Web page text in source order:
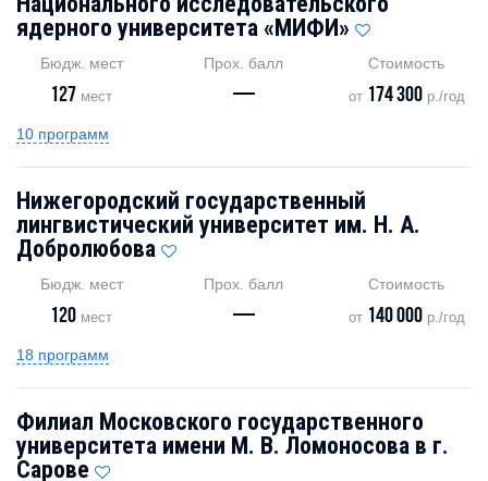
ядерного университета «МИФИ»
Бюдж. мест
127 мест
Прох. балл
—
Стоимость
от 174 300р./год
10 программ
Нижегородский государственный
лингвистический университет им. Н. А.
Добролюбова
Бюдж. мест
120 мест
Прох. балл
—
Стоимость
от 140 000р./год
18 программ
Филиал Московского государственного
университета имени М. В. Ломоносова в г.
Сарове